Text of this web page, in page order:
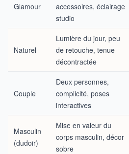
Glamour
accessoires, éclairage
studio
Naturel
Lumière du jour, peu
de retouche, tenue
décontractée
Couple
Deux personnes,
complicité, poses
interactives
Masculin
(dudoir)
Mise en valeur du
corps masculin, décor
sobre